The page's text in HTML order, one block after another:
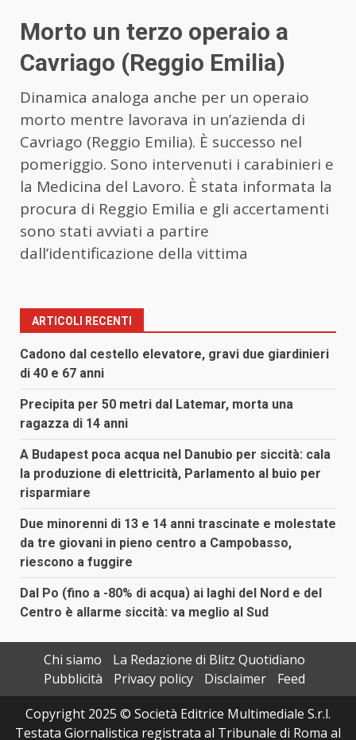
Morto un terzo operaio a
Cavriago (Reggio Emilia)
Dinamica analoga anche per un operaio
morto mentre lavorava in un’azienda di
Cavriago (Reggio Emilia). È successo nel
pomeriggio. Sono intervenuti i carabinieri e
la Medicina del Lavoro. È stata informata la
procura di Reggio Emilia e gli accertamenti
sono stati avviati a partire
dall’identificazione della vittima
ARTICOLI RECENTI
Cadono dal cestello elevatore, gravi due giardinieri
di 40 e 67 anni
Precipita per 50 metri dal Latemar, morta una
ragazza di 14 anni
A Budapest poca acqua nel Danubio per siccità: cala
la produzione di elettricità, Parlamento al buio per
risparmiare
Due minorenni di 13 e 14 anni trascinate e molestate
da tre giovani in pieno centro a Campobasso,
riescono a fuggire
Dal Po (fino a -80% di acqua) ai laghi del Nord e del
Centro è allarme siccità: va meglio al Sud
Chi siamo
La Redazione di Blitz Quotidiano
Pubblicità
Privacy policy Disclaimer
Feed
Copyright 2025 © Società Editrice Multimediale S.r.l.
Testata Giornalistica registrata al Tribunale di Roma al